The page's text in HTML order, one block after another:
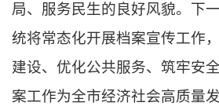
局、服务民生的良好风貌。下
统将常态化开展档案宣传工作
建设、优化公共服务、筑牢安
案工作为全市经济社会高质量